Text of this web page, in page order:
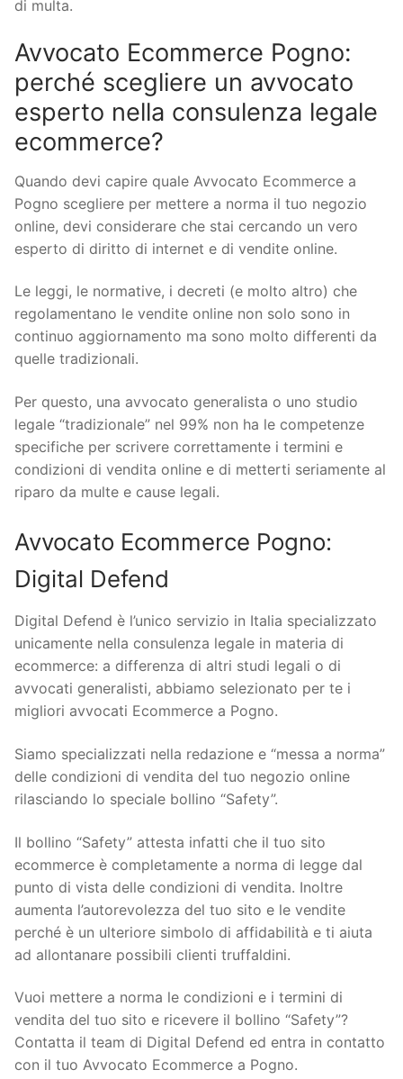
di multa.
Avvocato Ecommerce Pogno:
perché scegliere un avvocato
esperto nella consulenza legale
ecommerce?
Quando devi capire quale Avvocato Ecommerce a
Pogno scegliere per mettere a norma il tuo negozio
online, devi considerare che stai cercando un vero
esperto di diritto di internet e di vendite online.
Le leggi, le normative, i decreti (e molto altro) che
regolamentano le vendite online non solo sono in
continuo aggiornamento ma sono molto differenti da
quelle tradizionali.
Per questo, una avvocato generalista o uno studio
legale “tradizionale” nel 99% non ha le competenze
specifiche per scrivere correttamente i termini e
condizioni di vendita online e di metterti seriamente al
riparo da multe e cause legali.
Avvocato Ecommerce Pogno:
Digital Defend
Digital Defend è l’unico servizio in Italia specializzato
unicamente nella consulenza legale in materia di
ecommerce: a differenza di altri studi legali o di
avvocati generalisti, abbiamo selezionato per te i
migliori avvocati Ecommerce a Pogno.
Siamo specializzati nella redazione e “messa a norma”
delle condizioni di vendita del tuo negozio online
rilasciando lo speciale bollino “Safety”.
Il bollino “Safety” attesta infatti che il tuo sito
ecommerce è completamente a norma di legge dal
punto di vista delle condizioni di vendita. Inoltre
aumenta l’autorevolezza del tuo sito e le vendite
perché è un ulteriore simbolo di affidabilità e ti aiuta
ad allontanare possibili clienti truffaldini.
Vuoi mettere a norma le condizioni e i termini di
vendita del tuo sito e ricevere il bollino “Safety”?
Contatta il team di Digital Defend ed entra in contatto
con il tuo Avvocato Ecommerce a Pogno.